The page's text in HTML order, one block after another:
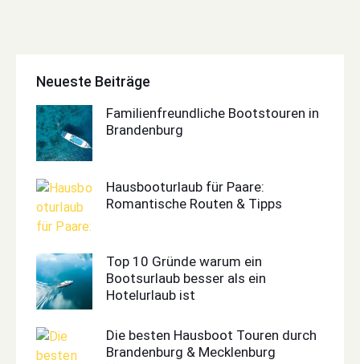
Neueste Beiträge
Familienfreundliche Bootstouren in
Brandenburg
Hausbooturlaub für Paare:
Romantische Routen & Tipps
Top 10 Gründe warum ein
Bootsurlaub besser als ein
Hotelurlaub ist
Die besten Hausboot Touren durch
Brandenburg & Mecklenburg